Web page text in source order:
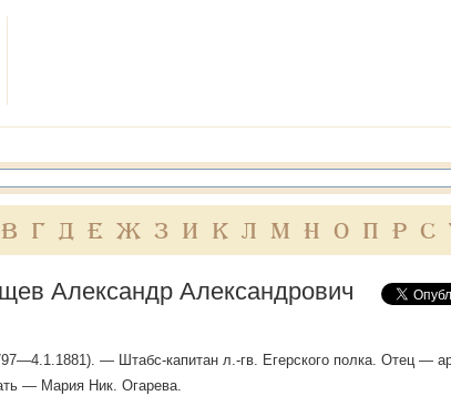
В Г Д Е Ж З И К Л М Н О П Р С
Александр Александрович
— Штабс-капитан л.-гв. Егерского полка. Отец —
— Мария Ник. Огарева.